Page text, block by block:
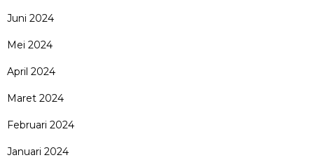
Juni 2024
Mei 2024
April 2024
Maret 2024
Februari 2024
Januari 2024